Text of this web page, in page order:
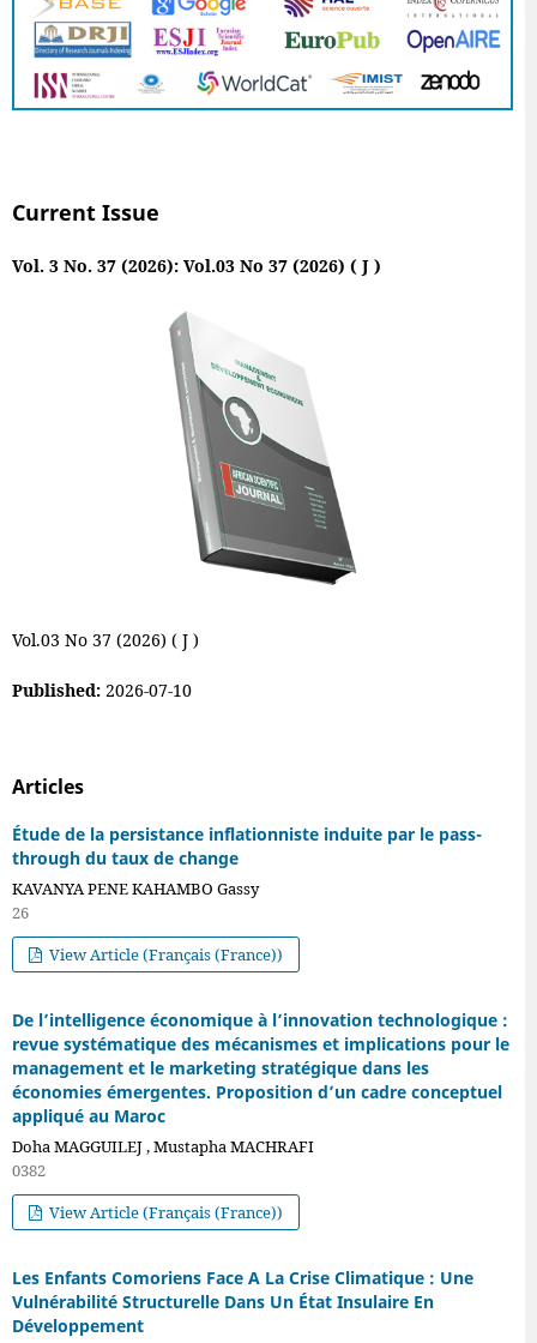
Current Issue
Vol. 3 No. 37 (2026): Vol.03 No 37 (2026) ( J )
Vol.03 No 37 (2026) ( J )
Published: 2026-07-10
Articles
Étude de la persistance inflationniste induite par le pass-
through du taux de change
KAVANYA PENE KAHAMBO Gassy
26
View Article (Français (France))
De l’intelligence économique à l’innovation technologique :
revue systématique des mécanismes et implications pour le
management et le marketing stratégique dans les
économies émergentes. Proposition d’un cadre conceptuel
appliqué au Maroc
Doha MAGGUILEJ , Mustapha MACHRAFI
0382
View Article (Français (France))
Les Enfants Comoriens Face A La Crise Climatique : Une
Vulnérabilité Structurelle Dans Un État Insulaire En
Développement